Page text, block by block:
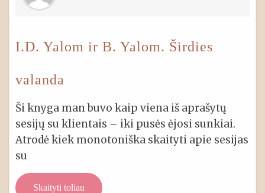
I.D. Yalom ir B. Yalom. Širdies
valanda
Ši knyga man buvo kaip viena iš aprašytų
sesijų su klientais – iki pusės ėjosi sunkiai.
Atrodė kiek monotoniška skaityti apie sesijas
su
Skaityti toliau